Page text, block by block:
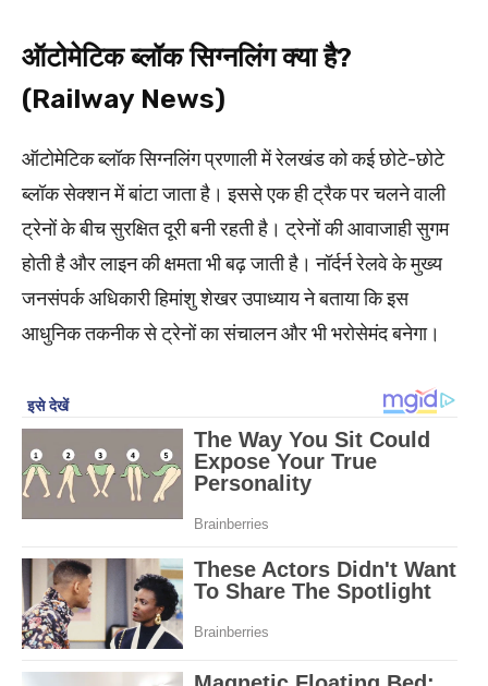
ऑटोमेटिक ब्लॉक सिग्नलिंग क्या है?
(Railway News)
ऑटोमेटिक ब्लॉक सिग्नलिंग प्रणाली में रेलखंड को कई छोटे-छोटे
ब्लॉक सेक्शन में बांटा जाता है। इससे एक ही ट्रैक पर चलने वाली
ट्रेनों के बीच सुरक्षित दूरी बनी रहती है। ट्रेनों की आवाजाही सुगम
होती है और लाइन की क्षमता भी बढ़ जाती है। नॉर्दर्न रेलवे के मुख्य
जनसंपर्क अधिकारी हिमांशु शेखर उपाध्याय ने बताया कि इस
आधुनिक तकनीक से ट्रेनों का संचालन और भी भरोसेमंद बनेगा।